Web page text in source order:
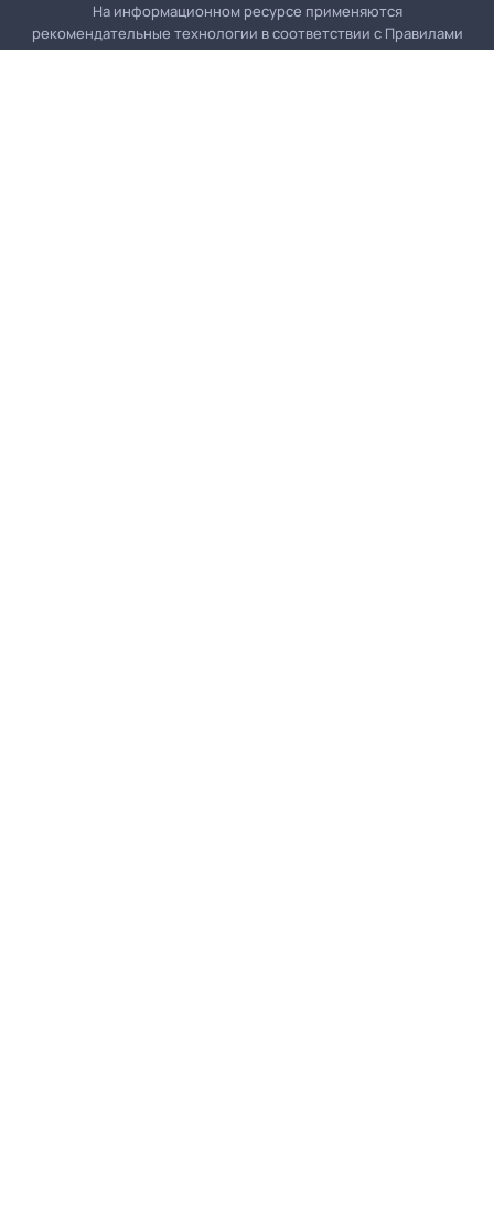
На информационном ресурсе применяются
рекомендательные технологии в соответствии с Правилами